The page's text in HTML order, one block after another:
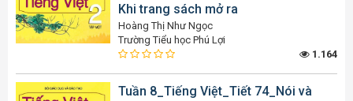
Khi trang sách mở ra
Hoàng Thị Như Ngọc
Trường Tiểu học Phú Lợi
1.164
Tuần 8_Tiếng Việt_Tiết 74_Nói và